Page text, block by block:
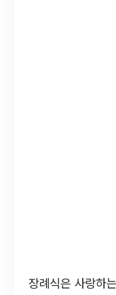
장례식은 사랑하